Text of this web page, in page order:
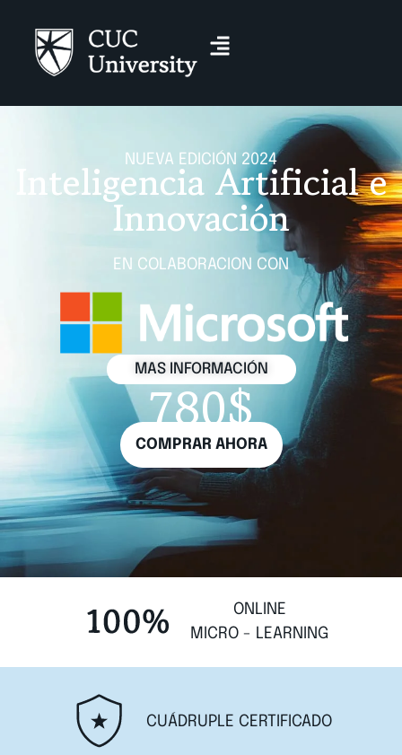
NUEVA EDICIÓN 2024
Inteligencia Artificial e
Innovación
EN COLABORACION CON
MAS INFORMACIÓN
780$
COMPRAR AHORA
ONLINE
MICRO - LEARNING
CUÁDRUPLE CERTIFICADO